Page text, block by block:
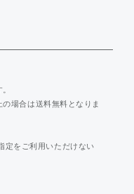
場合は送料無料となりま
定をご利用いただけない